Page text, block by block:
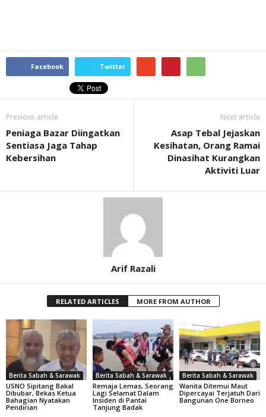
Facebook Twitter
Previous article
Peniaga Bazar Diingatkan
Sentiasa Jaga Tahap
Kebersihan
Next article
Asap Tebal Jejaskan
Kesihatan, Orang Ramai
Dinasihat Kurangkan
Aktiviti Luar
Arif Razali
RELATED ARTICLES MORE FROM AUTHOR
Berita Sabah & Sarawak
USNO Sipitang Bakal
Dibubar, Bekas Ketua
Bahagian Nyatakan
Pendirian
Berita Sabah & Sarawak
Remaja Lemas, Seorang
Lagi Selamat Dalam
Insiden di Pantai
Tanjung Badak
Berita Sabah & Sarawak
Wanita Ditemui Maut
Dipercayai Terjatuh Dari
Bangunan One Borneo